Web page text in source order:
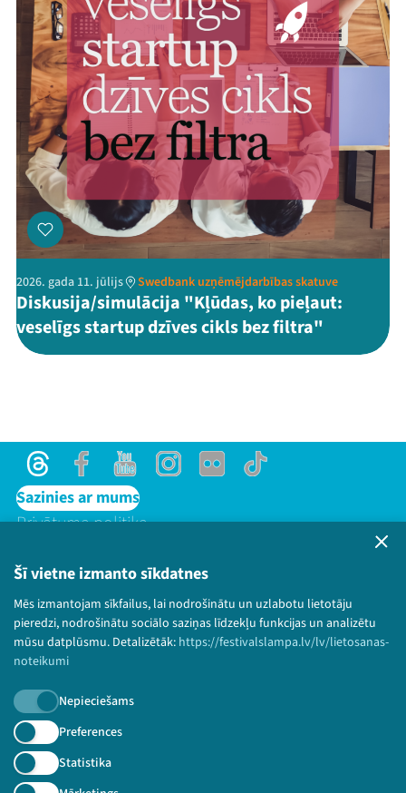
Šī vietne izmanto sīkdatnes
Mēs izmantojam sīkfailus, lai nodrošinātu un uzlabotu lietotāju
pieredzi, nodrošinātu sociālo saziņas līdzekļu funkcijas un analizētu
mūsu datplūsmu. Detalizētāk: https://festivalslampa.lv/lv/lietosanas-
noteikumi
Nepieciešams
Preferences
Statistika
2026. gada 11. jūlijs Swedbank uzņēmējdarbības skatuve
Diskusija/simulācija "Kļūdas, ko pieļaut:
veselīgs startup dzīves cikls bez filtra"
ThreadsFacebookYoutubeInstagram
Flick TikTok
Sazinies ar mums
Privātuma politika
Bērnu aizsardzības politika
© 2026 Sarunu festivāls LAMPA Visas tiesības
paturētas.
Piesakies jaunumiem!
Nepalaid garām aktuālāko informāciju!